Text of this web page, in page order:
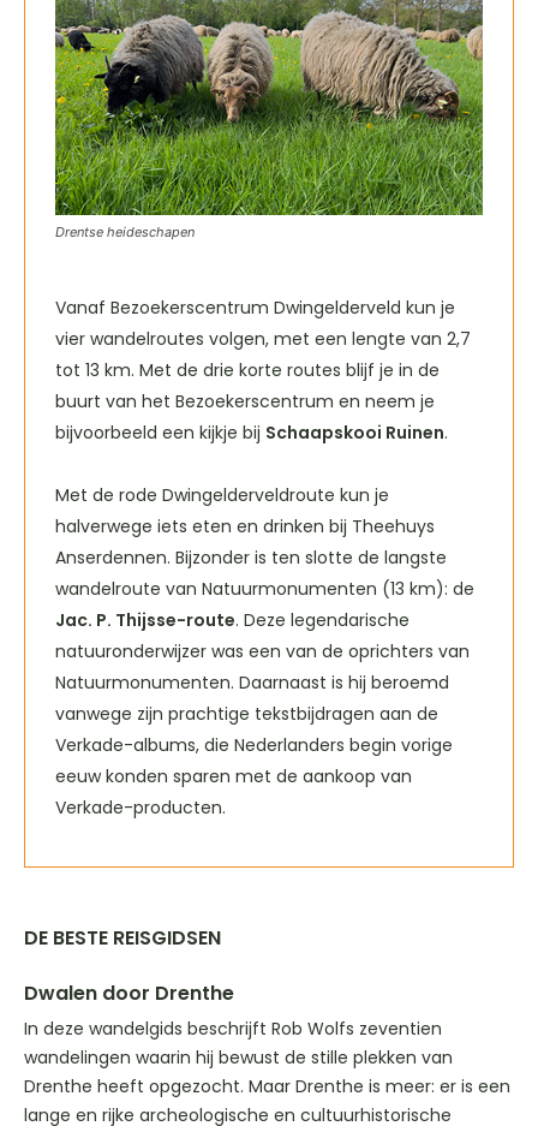
Drentse heideschapen
Vanaf Bezoekerscentrum Dwingelderveld kun je
vier wandelroutes volgen, met een lengte van 2,7
tot 13 km. Met de drie korte routes blijf je in de
buurt van het Bezoekerscentrum en neem je
bijvoorbeeld een kijkje bij Schaapskooi Ruinen.
Met de rode Dwingelderveldroute kun je
halverwege iets eten en drinken bij Theehuys
Anserdennen. Bijzonder is ten slotte de langste
wandelroute van Natuurmonumenten (13 km): de
Jac. P. Thijsse-route. Deze legendarische
natuuronderwijzer was een van de oprichters van
Natuurmonumenten. Daarnaast is hij beroemd
vanwege zijn prachtige tekstbijdragen aan de
Verkade-albums, die Nederlanders begin vorige
eeuw konden sparen met de aankoop van
Verkade-producten.
DE BESTE REISGIDSEN
Dwalen door Drenthe
In deze wandelgids beschrijft Rob Wolfs zeventien
wandelingen waarin hij bewust de stille plekken van
Drenthe heeft opgezocht. Maar Drenthe is meer: er is een
lange en rijke archeologische en cultuurhistorische